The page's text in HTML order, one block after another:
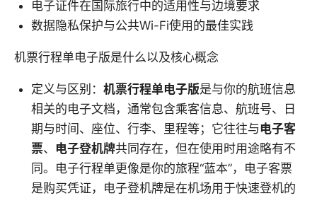
电子证件在国际旅行中的适用性与边境要求
数据隐私保护与公共Wi-Fi使用的最佳实践
机票行程单电子版是什么以及核心概念
定义与区别： 机票行程单电子版是与你的航班信息
相关的电子文档，通常包含乘客信息、航班号、日
期与时间、座位、行李、里程等；它往往与电子客
票、 电子登机牌共同存在，但在使用时用途略有不
同。电子行程单更像是你的旅程“蓝本”，电子客票
是购买凭证，电子登机牌是在机场用于快速登机的